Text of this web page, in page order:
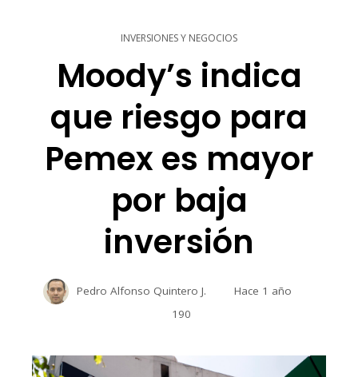
INVERSIONES Y NEGOCIOS
Moody’s indica
que riesgo para
Pemex es mayor
por baja
inversión
Pedro Alfonso Quintero J.
Hace 1 año
190